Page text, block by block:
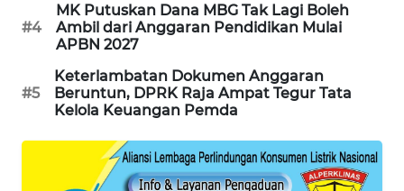
#4
MK Putuskan Dana MBG Tak Lagi Boleh
Ambil dari Anggaran Pendidikan Mulai
APBN 2027
#5
Keterlambatan Dokumen Anggaran
Beruntun, DPRK Raja Ampat Tegur Tata
Kelola Keuangan Pemda
KRT
NEWS
KARING
NEWS